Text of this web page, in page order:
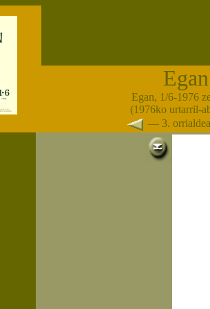
Egan
Egan, 1/6-1976
(1976ko urtarril-
— 3.